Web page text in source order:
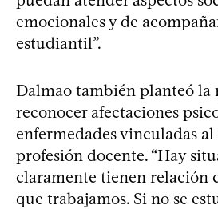
emocionales y de
estudiantil”.
Dalmao también planteó la
reconocer afectaciones
enfermedades vinculadas
profesión docente. “Hay
claramente tienen relación
que trabajamos. Si no se